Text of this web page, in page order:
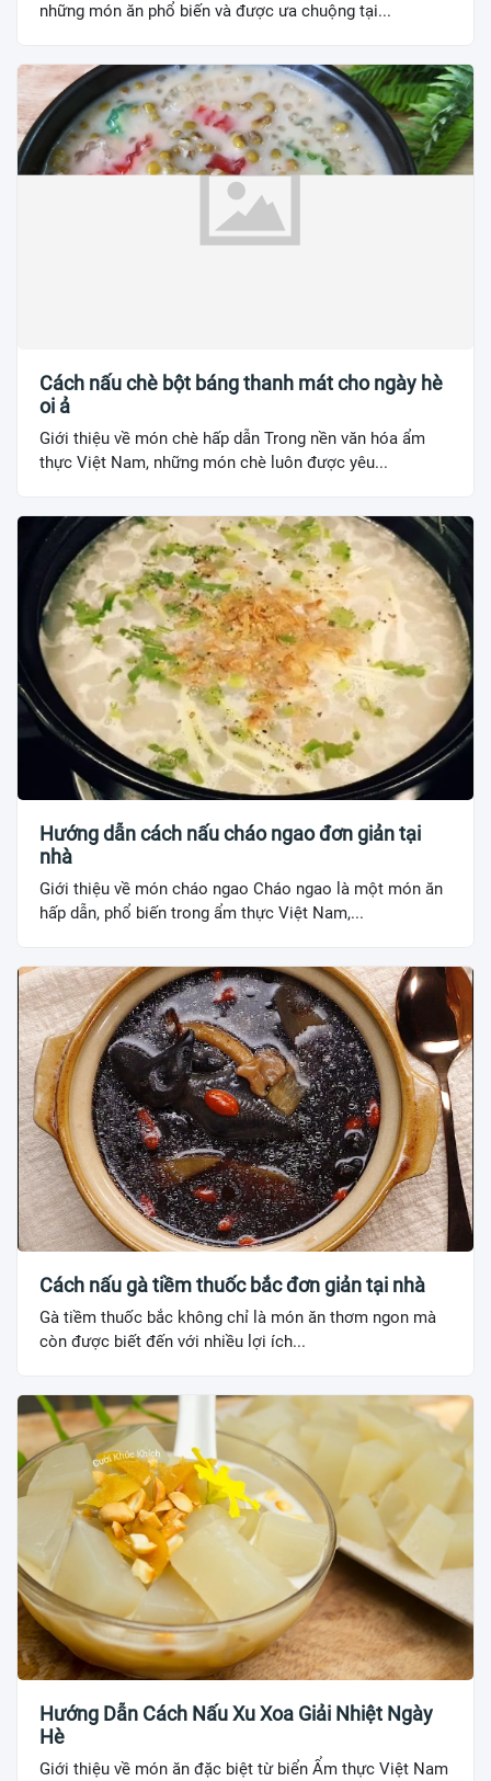
những món ăn phổ biến và được ưa chuộng tại...
Cách nấu chè bột báng thanh mát cho ngày hè
oi ả
Giới thiệu về món chè hấp dẫn Trong nền văn hóa ẩm
thực Việt Nam, những món chè luôn được yêu...
Hướng dẫn cách nấu cháo ngao đơn giản tại
nhà
Giới thiệu về món cháo ngao Cháo ngao là một món ăn
hấp dẫn, phổ biến trong ẩm thực Việt Nam,...
Cách nấu gà tiềm thuốc bắc đơn giản tại nhà
Gà tiềm thuốc bắc không chỉ là món ăn thơm ngon mà
còn được biết đến với nhiều lợi ích...
Hướng Dẫn Cách Nấu Xu Xoa Giải Nhiệt Ngày
Hè
Giới thiệu về món ăn đặc biệt từ biển Ẩm thực Việt Nam